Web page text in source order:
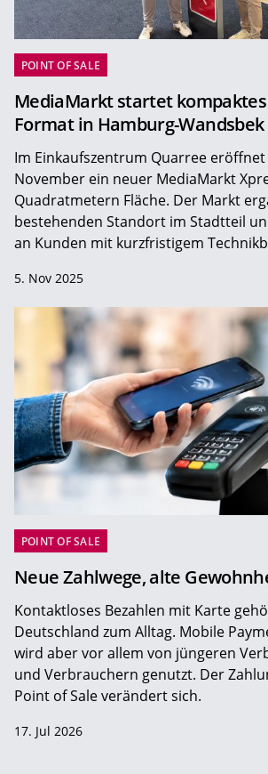
POINT OF SALE
MediaMarkt startet
Format in Hamburg-Wandsbek
Im Einkaufszentrum Quarree eröffnet
November ein neuer MediaMarkt
Quadratmetern Fläche. Der Markt
bestehenden Standort im Stadtteil
an Kunden mit kurzfristigem
5. Nov 2025
POINT OF SALE
Neue Zahlwege, alte
Kontaktloses Bezahlen mit Karte
Deutschland zum Alltag. Mobile
wird aber vor allem von jüngeren
und Verbrauchern genutzt. Der
Point of Sale verändert sich.
17. Jul 2026